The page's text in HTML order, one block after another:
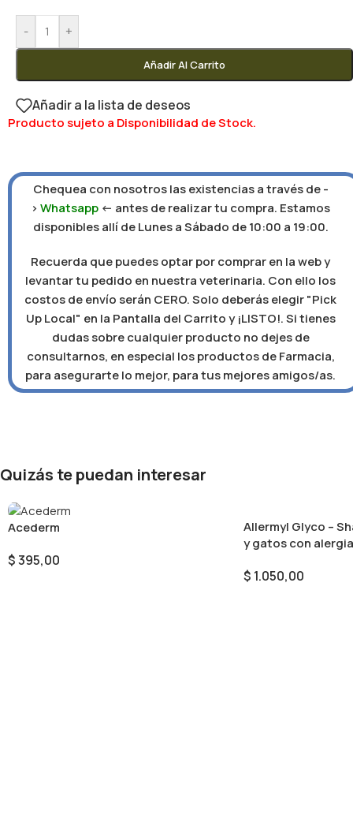
- +
Añadir Al Carrito
Añadir a la lista de deseos
Producto sujeto a Disponibilidad de Stock.
Chequea con nosotros las existencias a través de -
>Whatsapp <- antes de realizar tu compra. Estamos
disponibles allí de Lunes a Sábado de 10:00 a 19:00.
Recuerda que puedes optar por comprar en la web y
levantar tu pedido en nuestra veterinaria. Con ello los
costos de envío serán CERO. Solo deberás elegir "Pick
Up Local" en la Pantalla del Carrito y ¡LISTO!. Si tienes
dudas sobre cualquier producto no dejes de
consultarnos, en especial los productos de Farmacia,
para asegurarte lo mejor, para tus mejores amigos/as.
Quizás te puedan interesar
Acederm
$395,00
Allermyl Glyco –
y gatos con
$ 1.050,00